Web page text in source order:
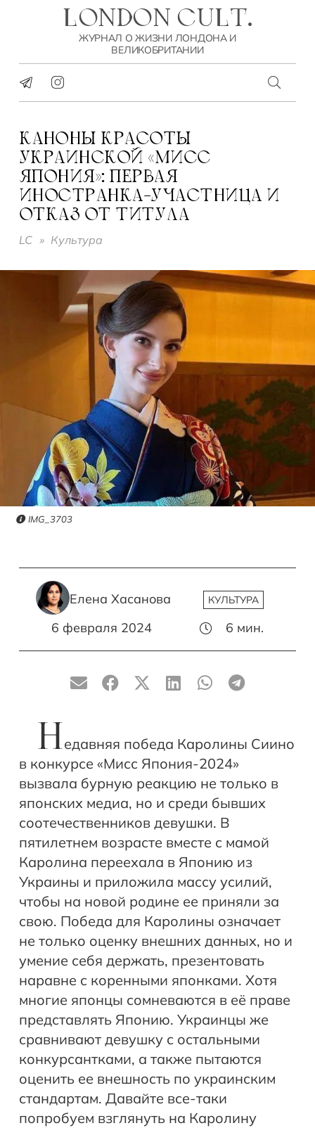
LONDON CULT.
ЖУРНАЛ О ЖИЗНИ ЛОНДОНА И
ВЕЛИКОБРИТАНИИ
КАНОНЫ КРАСОТЫ
УКРАИНСКОЙ «МИСС
ЯПОНИЯ»: ПЕРВАЯ
ИНОСТРАНКА-УЧАСТНИЦА И
ОТКАЗ ОТ ТИТУЛА
LC » Культура
IMG_3703
Елена Хасанова КУЛЬТУРА
6 февраля 2024 6 мин.
Недавняя победа Каролины Сиино
в конкурсе «Мисс Япония-2024»
вызвала бурную реакцию не только в
японских медиа, но и среди бывших
соотечественников девушки. В
пятилетнем возрасте вместе с мамой
Каролина переехала в Японию из
Украины и приложила массу усилий,
чтобы на новой родине ее приняли за
свою. Победа для Каролины означает
не только оценку внешних данных, но и
умение себя держать, презентовать
наравне с коренными японками. Хотя
многие японцы сомневаются в её праве
представлять Японию. Украинцы же
сравнивают девушку с остальными
конкурсантками, а также пытаются
оценить ее внешность по украинским
стандартам. Давайте все-таки
попробуем взглянуть на Каролину